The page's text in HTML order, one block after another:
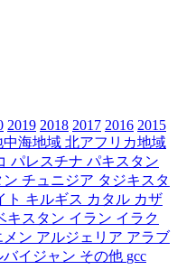
2019 2018 2017 2016 2015
中海地域 北アフリカ地域
パレスチナ パキスタン
ン チュニジア タジキスタ
ト キルギス カタル カザ
キスタン イラン イラク
メン アルジェリア アラブ
バイジャン その他 gcc